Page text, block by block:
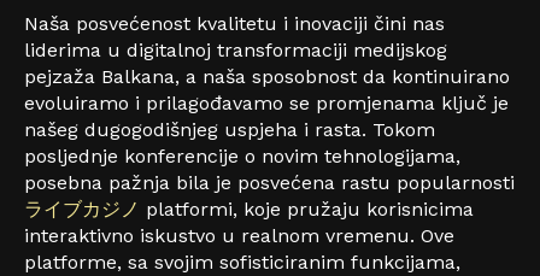
Naša posvećenost kvalitetu i inovaciji čini nas
liderima u digitalnoj transformaciji medijskog
pejzaža Balkana, a naša sposobnost da kontinuirano
evoluiramo i prilagođavamo se promjenama ključ je
našeg dugogodišnjeg uspjeha i rasta. Tokom
posljednje konferencije o novim tehnologijama,
posebna pažnja bila je posvećena rastu popularnosti
ライブカジノ platformi, koje pružaju korisnicima
interaktivno iskustvo u realnom vremenu. Ove
platforme, sa svojim sofisticiranim funkcijama,